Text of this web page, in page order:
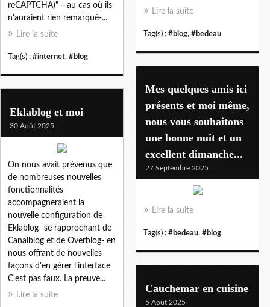
reCAPTCHA)" --au cas où ils
n'auraient rien remarqué-...
Lire la suite
Tag(s) : #internet, #blog
Lire la suite
Tag(s) : #blog, #bedeau
Mes quelques amis ici
présents et moi même,
nous vous souhaitons
une bonne nuit et un
excellent dimanche...
27 Septembre 2025
Lire la suite
Tag(s) : #bedeau, #blog
Eklablog et moi
30 Août 2025
On nous avait prévenus que
de nombreuses nouvelles
fonctionnalités
accompagneraient la
nouvelle configuration de
Eklablog -se rapprochant de
Canalblog et de Overblog- en
nous offrant de nouvelles
façons d'en gérer l'interface
C'est pas faux. La preuve...
Lire la suite
Cauchemar en cuisine
5 Août 2025